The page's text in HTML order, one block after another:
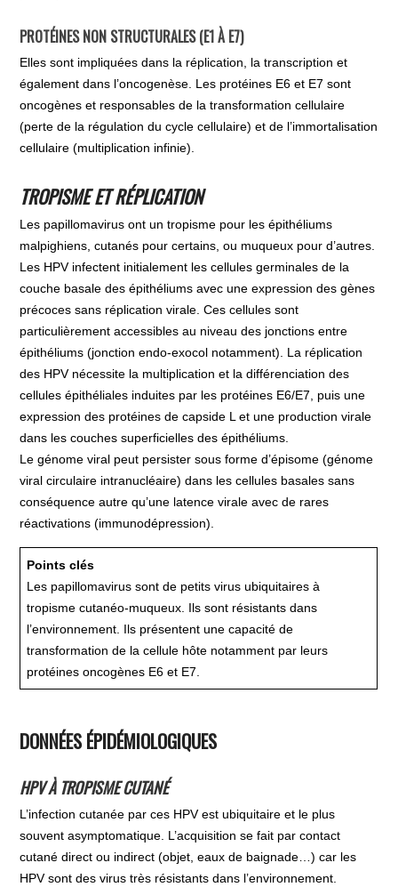
PROTÉINES NON STRUCTURALES (E1 À E7)
Elles sont impliquées dans la réplication, la transcription et
également dans l’oncogenèse. Les protéines E6 et E7 sont
oncogènes et responsables de la transformation cellulaire
(perte de la régulation du cycle cellulaire) et de l’immortalisation
cellulaire (multiplication infinie).
TROPISME ET RÉPLICATION
Les papillomavirus ont un tropisme pour les épithéliums
malpighiens, cutanés pour certains, ou muqueux pour d’autres.
Les HPV infectent initialement les cellules germinales de la
couche basale des épithéliums avec une expression des gènes
précoces sans réplication virale. Ces cellules sont
particulièrement accessibles au niveau des jonctions entre
épithéliums (jonction endo-exocol notamment). La réplication
des HPV nécessite la multiplication et la différenciation des
cellules épithéliales induites par les protéines E6/E7, puis une
expression des protéines de capside L et une production virale
dans les couches superficielles des épithéliums.
Le génome viral peut persister sous forme d’épisome (génome
viral circulaire intranucléaire) dans les cellules basales sans
conséquence autre qu’une latence virale avec de rares
réactivations (immunodépression).
Points clés
Les papillomavirus sont de petits virus ubiquitaires à
tropisme cutanéo-muqueux. Ils sont résistants dans
l’environnement. Ils présentent une capacité de
transformation de la cellule hôte notamment par leurs
protéines oncogènes E6 et E7.
DONNÉES ÉPIDÉMIOLOGIQUES
HPV À TROPISME CUTANÉ
L’infection cutanée par ces HPV est ubiquitaire et le plus
souvent asymptomatique. L’acquisition se fait par contact
cutané direct ou indirect (objet, eaux de baignade…) car les
HPV sont des virus très résistants dans l’environnement.